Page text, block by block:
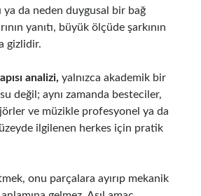
ya da neden duygusal bir bağ
yanıtı, büyük ölçüde şarkının
gizlidir.
analizi, yalnızca akademik bir
değil; aynı zamanda besteciler,
ve müzikle profesyonel ya da
ilgilenen herkes için pratik
onu parçalara ayırıp mekanik